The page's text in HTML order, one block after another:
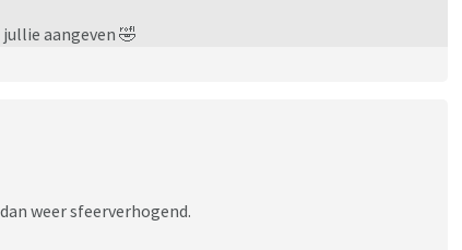
aangeven 🤣
weer sfeerverhogend.